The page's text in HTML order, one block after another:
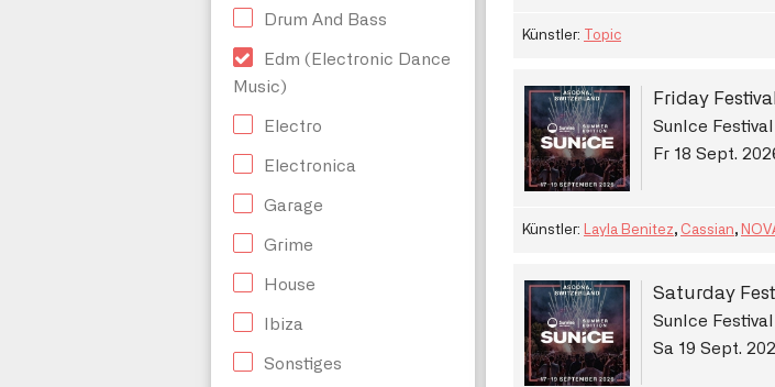
Drum And Bass
Edm (Electronic Dance
Music)
Electro
Electronica
Garage
Grime
House
Ibiza
Sonstiges
Künstler: Topic
Friday
SunIce
Fr 18 Sept.
Künstler: Layla Benitez, Cassian,
Saturday
SunIce
Sa 19 Sept.